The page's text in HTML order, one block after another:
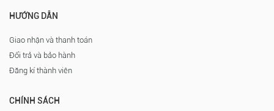
HƯỚNG DẪN
Giao nhận và thanh toán
Đổi trả và bảo hành
Đăng kí thành viên
CHÍNH SÁCH